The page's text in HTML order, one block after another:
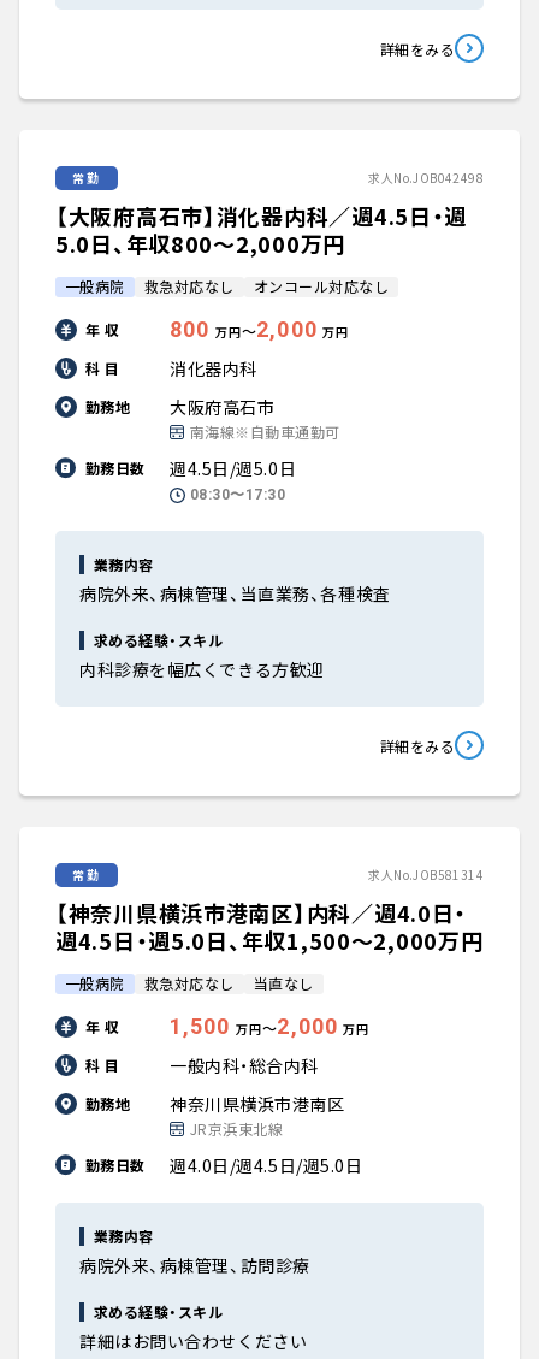
詳細をみる
常勤 求人No.JOB042498
【大阪府高石市】消化器内科／週4.5日・週
5.0日、年収800〜2,000万円
一般病院 救急対応なし オンコール対応なし
年 収 800 万円〜2,000 万円
科 目 消化器内科
勤務地 大阪府高石市
南海線※自動車通勤可
勤務日数
週4.5日/週5.0日
08:30〜17:30
業務内容
病院外来、病棟管理、当直業務、各種検査
求める経験・スキル
内科診療を幅広くできる方歓迎
詳細をみる
常勤 求人No.JOB581314
【神奈川県横浜市港南区】内科／週4.0日・
週4.5日・週5.0日、年収1,500〜2,000万円
一般病院 救急対応なし 当直なし
年 収 1,500 万円〜2,000 万円
科 目 一般内科・総合内科
勤務地 神奈川県横浜市港南区
JR京浜東北線
勤務日数
週4.0日/週4.5日/週5.0日
業務内容
病院外来、病棟管理、訪問診療
求める経験・スキル
詳細はお問い合わせください